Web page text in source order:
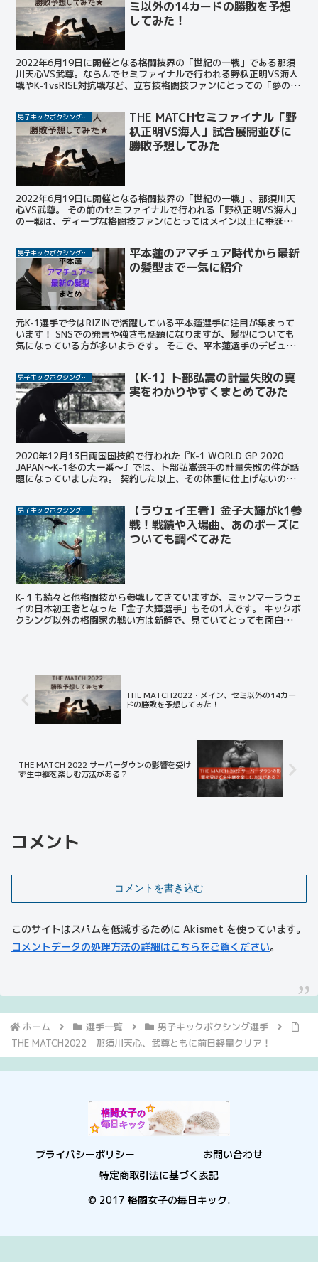
ミ以外の14カードの勝敗を予想
してみた！
2022年6月19日に開催となる格闘技界の「世紀の一戦」である那須
川天心VS武尊。ならんでセミファイナルで行われる野杁正明VS海人
戦やK-1vsRISE対抗戦など、立ち技格闘技ファンにとっての「夢のカ
男子キックボクシング選手
THE MATCHセミファイナル「野
杁正明VS海人」試合展開並びに
勝敗予想してみた
2022年6月19日に開催となる格闘技界の「世紀の一戦」、那須川天
心VS武尊。 その前のセミファイナルで行われる「野杁正明VS海人」
の一戦は、ディープな格闘技ファンにとってはメイン以上に垂涎の
男子キックボクシング選手
平本蓮のアマチュア時代から最新
の髪型まで一気に紹介
元K-1選手で今はRIZINで活躍している平本蓮選手に注目が集まって
います！ SNSでの発言や強さも話題になりますが、髪型についても
気になっている方が多いようです。 そこで、平本蓮選手のデビュー
男子キックボクシング選手
【K-1】卜部弘嵩の計量失敗の真
実をわかりやすくまとめてみた
2020年12月13日両国国技館で行われた『K-1 WORLD GP 2020
JAPAN～K-1冬の大一番～』では、卜部弘嵩選手の計量失敗の件が話
題になっていましたね。 契約した以上、その体重に仕上げないのは
男子キックボクシング選手
【ラウェイ王者】金子大輝がk1参
戦！戦績や入場曲、あのポーズに
ついても調べてみた
K-１も続々と他格闘技から参戦してきていますが、ミャンマーラウェ
イの日本初王者となった「金子大輝選手」もその1人です。 キックボ
クシング以外の格闘家の戦い方は新鮮で、見ていてとっても面白いよ
THE MATCH2022・メイン、セミ以外の14カー
ドの勝敗を予想してみた！
THE MATCH 2022 サーバーダウンの影響を受け
ず生中継を楽しむ方法がある？
コメント
コメントを書き込む
このサイトはスパムを低減するために Akismet を使っています。
コメントデータの処理方法の詳細はこちらをご覧ください。
ホーム 選手一覧
男子キックボクシング選手
THE MATCH2022 那須川天心、武尊ともに前日軽量クリア！
プライバシーポリシー
お問い合わせ
特定商取引法に基づく表記
© 2017 格闘女子の毎日キック.